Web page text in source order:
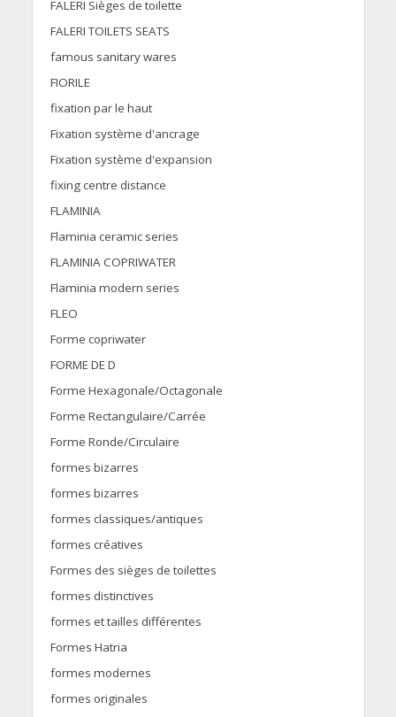
FALERI Sièges de toilette
FALERI TOILETS SEATS
famous sanitary wares
FIORILE
fixation par le haut
Fixation système d'ancrage
Fixation système d'expansion
fixing centre distance
FLAMINIA
Flaminia ceramic series
FLAMINIA COPRIWATER
Flaminia modern series
FLEO
Forme copriwater
FORME DE D
Forme Hexagonale/Octagonale
Forme Rectangulaire/Carrée
Forme Ronde/Circulaire
formes bizarres
formes bizarres
formes classiques/antiques
formes créatives
Formes des sièges de toilettes
formes distinctives
formes et tailles différentes
Formes Hatria
formes modernes
formes originales